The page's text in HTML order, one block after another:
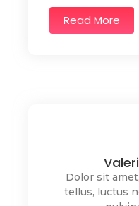
Read More
Dolor sit
tellus, luctus